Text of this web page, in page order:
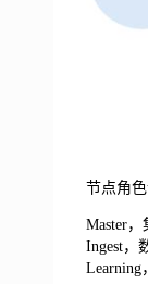
节点角色
Master
Ingest，
Learning